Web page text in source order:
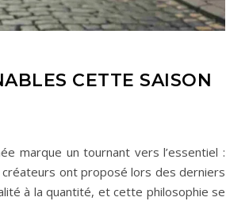
CETTE SAISON
marque un tournant vers l’essentiel :
ont proposé lors des derniers
à la quantité, et cette philosophie se